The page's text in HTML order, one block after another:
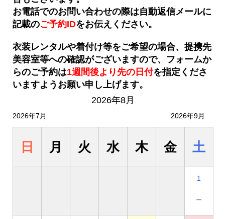
お電話でのお問い合わせの際は自動返信メールに
記載のご予約IDをお伝えください。
衣装レンタルや着付け等をご希望の場合、提携先
美容室等への確認がございますので、フォームか
らのご予約は1週間後より先の日付を指定くださ
いますようお願い申し上げます。
2026年8月
2026年7月 2026年9月
日 月 火 水 木 金 土
1
－